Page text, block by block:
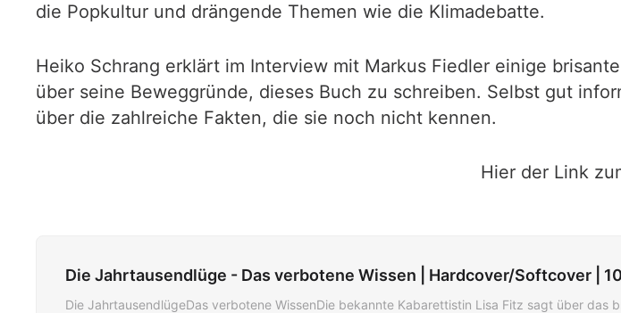
die Popkultur und drängende Themen wie die Klimadebatte.
Heiko Schrang erklärt im Interview mit Markus Fiedler einige
über seine Beweggründe, dieses Buch zu schreiben. Selbst gut
über die zahlreiche Fakten, die sie noch nicht kennen.
Hier der Link
Die Jahrtausendlüge - Das verbotene Wissen | Hardcover/Softcover |
Die JahrtausendlügeDas verbotene WissenDie bekannte Kabarettistin Lisa Fitz sagt über das